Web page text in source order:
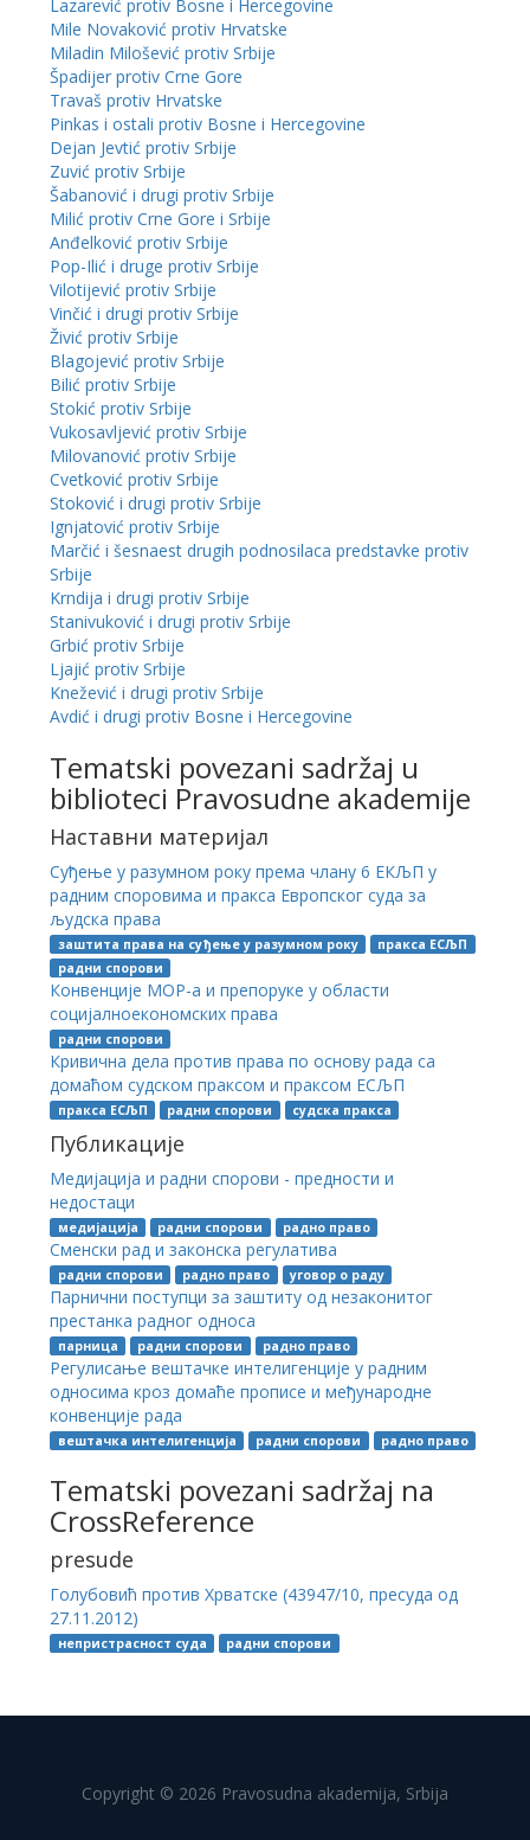
Lazarević protiv Bosne i Hercegovine
Mile Novaković protiv Hrvatske
Miladin Milošević protiv Srbije
Špadijer protiv Crne Gore
Travaš protiv Hrvatske
Pinkas i ostali protiv Bosne i Hercegovine
Dejan Jevtić protiv Srbije
Zuvić protiv Srbije
Šabanović i drugi protiv Srbije
Milić protiv Crne Gore i Srbije
Anđelković protiv Srbije
Pop-Ilić i druge protiv Srbije
Vilotijević protiv Srbije
Vinčić i drugi protiv Srbije
Živić protiv Srbije
Blagojević protiv Srbije
Bilić protiv Srbije
Stokić protiv Srbije
Vukosavljević protiv Srbije
Milovanović protiv Srbije
Cvetković protiv Srbije
Stoković i drugi protiv Srbije
Ignjatović protiv Srbije
Marčić i šesnaest drugih podnosilaca predstavke protiv
Srbije
Krndija i drugi protiv Srbije
Stanivuković i drugi protiv Srbije
Grbić protiv Srbije
Ljajić protiv Srbije
Knežević i drugi protiv Srbije
Avdić i drugi protiv Bosne i Hercegovine
Tematski povezani sadržaj u
biblioteci Pravosudne akademije
Наставни материјал
Суђење у разумном року према члану 6 ЕКЉП у
радним споровима и пракса Европског суда за
људска права
заштита права на суђење у разумном року
пракса ЕСЉП
радни спорови
Конвенције МОР-а и препоруке у области
социјалноекономских права
радни спорови
Кривична дела против права по основу рада са
домаћом судском праксом и праксом ЕСЉП
пракса ЕСЉП радни спорови судска пракса
Публикације
Медијација и радни спорови - предности и
недостаци
медијација радни спорови радно право
Сменски рад и законска регулатива
радни спорови радно право уговор о раду
Парнични поступци за заштиту од незаконитог
престанка радног односа
парница радни спорови радно право
Регулисање вештачке интелигенције у радним
односима кроз домаће прописе и међународне
конвенције рада
вештачка интелигенција радни спорови радно право
Tematski povezani sadržaj na
CrossReference
presude
Голубовић против Хрватске (43947/10, пресуда од
27.11.2012)
непристрасност суда радни спорови
Copyright © 2026 Pravosudna akademija, Srbija